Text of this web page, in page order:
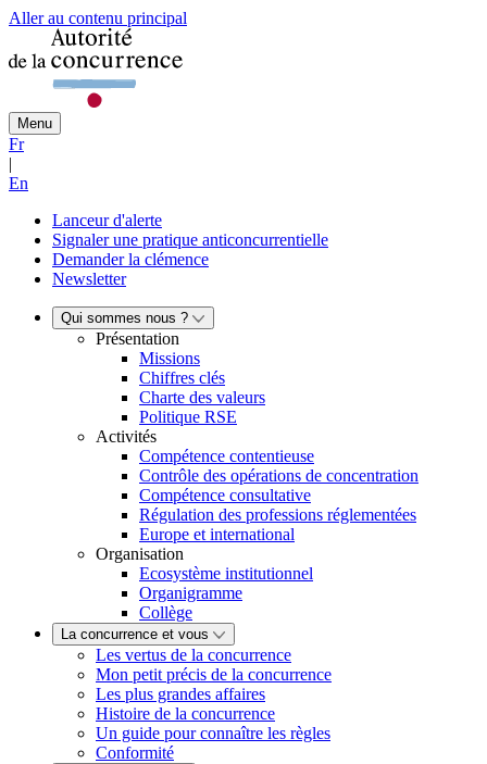
Aller au contenu principal
Menu
Fr
|
En
Lanceur d'alerte
Signaler une pratique anticoncurrentielle
Demander la clémence
Newsletter
Qui sommes nous ?
Présentation
Missions
Chiffres clés
Charte des valeurs
Politique RSE
Activités
Compétence contentieuse
Contrôle des opérations de concentration
Compétence consultative
Régulation des professions réglementées
Europe et international
Organisation
Ecosystème institutionnel
Organigramme
Collège
La concurrence et vous
Les vertus de la concurrence
Mon petit précis de la concurrence
Les plus grandes affaires
Histoire de la concurrence
Un guide pour connaître les règles
Conformité